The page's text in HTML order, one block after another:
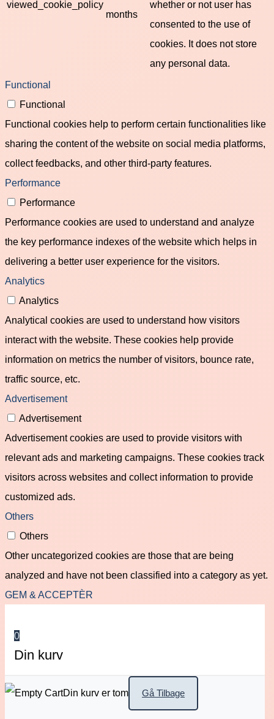
viewed_cookie_policy
months
whether or not user has
consented to the use of
cookies. It does not store
any personal data.
Functional
Functional
Functional cookies help to perform certain functionalities like
sharing the content of the website on social media platforms,
collect feedbacks, and other third-party features.
Performance
Performance
Performance cookies are used to understand and analyze
the key performance indexes of the website which helps in
delivering a better user experience for the visitors.
Analytics
Analytics
Analytical cookies are used to understand how visitors
interact with the website. These cookies help provide
information on metrics the number of visitors, bounce rate,
traffic source, etc.
Advertisement
Advertisement
Advertisement cookies are used to provide visitors with
relevant ads and marketing campaigns. These cookies track
visitors across websites and collect information to provide
customized ads.
Others
Others
Other uncategorized cookies are those that are being
analyzed and have not been classified into a category as yet.
GEM & ACCEPTÈR
0
Din kurv
Din kurv er tom Gå Tilbage